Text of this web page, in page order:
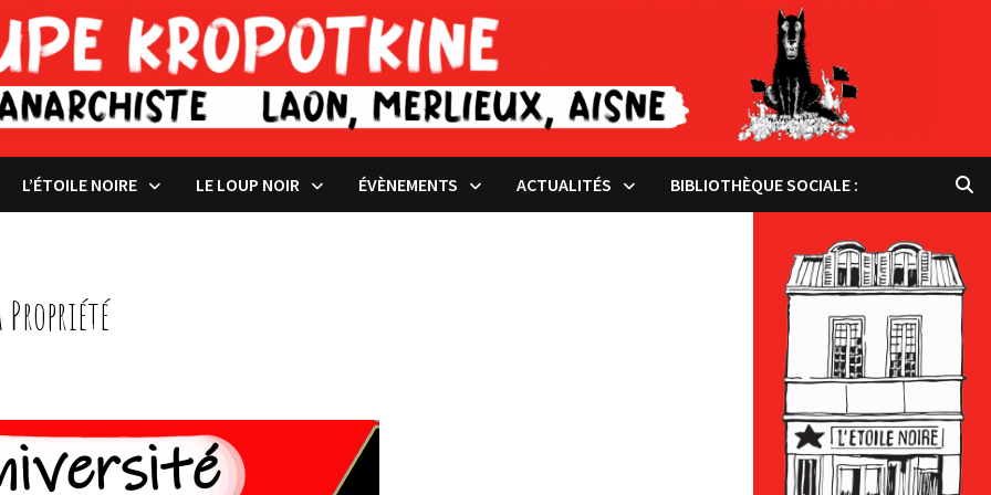
L’ÉTOILE NOIRE LE LOUP NOIR ÉVÈNEMENTS ACTUALITÉS BIBLIOTHÈQUE SOCIALE :